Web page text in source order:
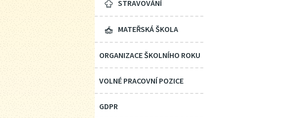
STRAVOVÁNÍ
MATEŘSKÁ ŠKOLA
ORGANIZACE ŠKOLNÍHO ROKU
VOLNÉ PRACOVNÍ POZICE
GDPR